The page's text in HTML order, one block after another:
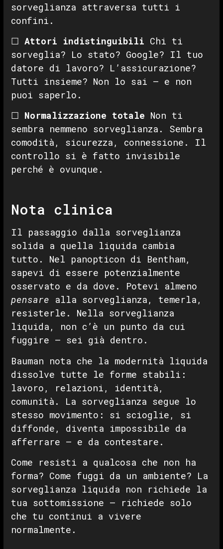
sorveglianza attraversa tutti i
confini.
☐ Attori indistinguibili Chi ti
sorveglia? Lo stato? Google? Il tuo
datore di lavoro? L’assicurazione?
Tutti insieme? Non lo sai — e non
puoi saperlo.
☐ Normalizzazione totale Non ti
sembra nemmeno sorveglianza. Sembra
comodità, sicurezza, connessione. Il
controllo si è fatto invisibile
perché è ovunque.
Nota clinica
Il passaggio dalla sorveglianza
solida a quella liquida cambia
tutto. Nel panopticon di Bentham,
sapevi di essere potenzialmente
osservato e da dove. Potevi almeno
pensare alla sorveglianza, temerla,
resisterle. Nella sorveglianza
liquida, non c’è un punto da cui
fuggire — sei già dentro.
Bauman nota che la modernità liquida
dissolve tutte le forme stabili:
lavoro, relazioni, identità,
comunità. La sorveglianza segue lo
stesso movimento: si scioglie, si
diffonde, diventa impossibile da
afferrare — e da contestare.
Come resisti a qualcosa che non ha
forma? Come fuggi da un ambiente? La
sorveglianza liquida non richiede la
tua sottomissione — richiede solo
che tu continui a vivere
normalmente.